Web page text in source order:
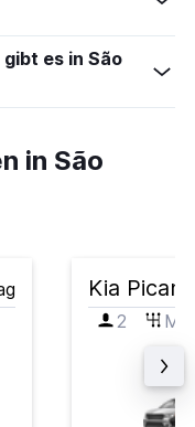
es in São
in São
Kia
2 M